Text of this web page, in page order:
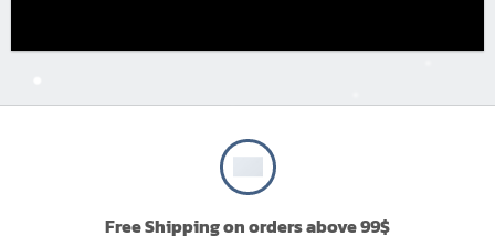
Free Shipping on orders above 99$